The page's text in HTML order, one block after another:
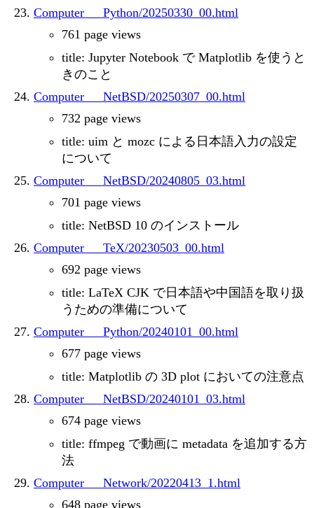
Computer___Python/20250330_00.html
761 page views
title: Jupyter Notebook で Matplotlib を使うと
きのこと
Computer___NetBSD/20250307_00.html
732 page views
title: uim と mozc による日本語入力の設定
について
Computer___NetBSD/20240805_03.html
701 page views
title: NetBSD 10 のインストール
Computer___TeX/20230503_00.html
692 page views
title: LaTeX CJK で日本語や中国語を取り扱
うための準備について
Computer___Python/20240101_00.html
677 page views
title: Matplotlib の 3D plot においての注意点
Computer___NetBSD/20240101_03.html
674 page views
title: ffmpeg で動画に metadata を追加する方
法
Computer___Network/20220413_1.html
648 page views